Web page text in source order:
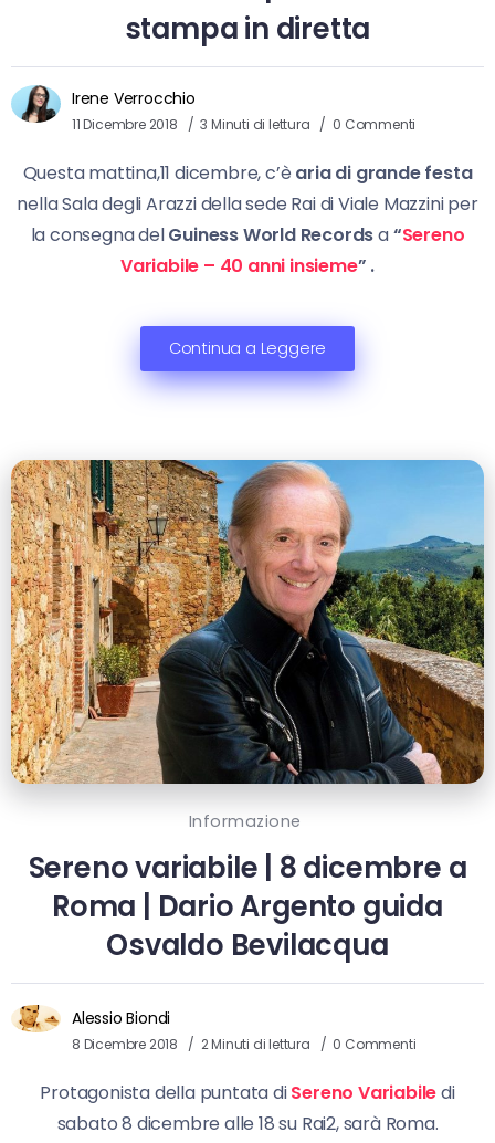
stampa in diretta
Irene Verrocchio
11 Dicembre 2018 3 Minuti di lettura 0 Commenti
Questa mattina,11 dicembre, c’è aria di grande festa
nella Sala degli Arazzi della sede Rai di Viale Mazzini per
la consegna delGuiness World Recordsa“Sereno
Variabile – 40 anni insieme” .
Continua a Leggere
Informazione
Sereno variabile | 8 dicembre a
Roma | Dario Argento guida
Osvaldo Bevilacqua
Alessio Biondi
8 Dicembre 2018 2 Minuti di lettura 0 Commenti
Protagonista della puntata diSereno Variabiledi
sabato 8 dicembre alle 18 su Rai2, sarà Roma.